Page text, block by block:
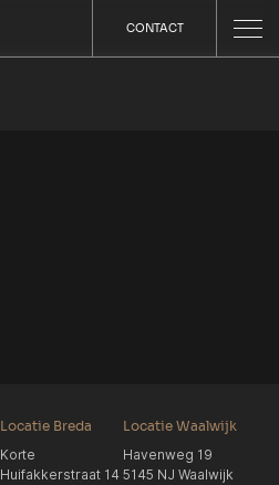
CONTACT
Locatie Breda
Korte
Huifakkerstraat 14
Locatie Waalwijk
Havenweg 19
5145 NJ Waalwijk